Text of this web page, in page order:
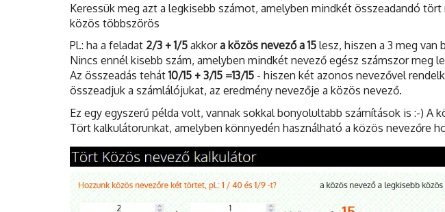
Keressük meg azt a legkisebb számot, amelyben mindkét összeadandó
közös többszörös
Pl.: ha a feladat 2/3 + 1/5 akkora közös nevező a 15 lesz, hiszen a 3 meg van
Nincs ennél kisebb szám, amelyben mindkét nevező egész számszor meg
Az összeadás tehát10/15 + 3/15 =13/15 - hiszen két azonos nevezővel
összeadjuk a számlálójukat, az eredmény nevezője a közös nevező.
Ez egy egyszerű példa volt, vannak sokkal bonyolultabb számítások is :-) A
Tört kalkulátorunkat, amelyben könnyedén használható a közös nevezőre